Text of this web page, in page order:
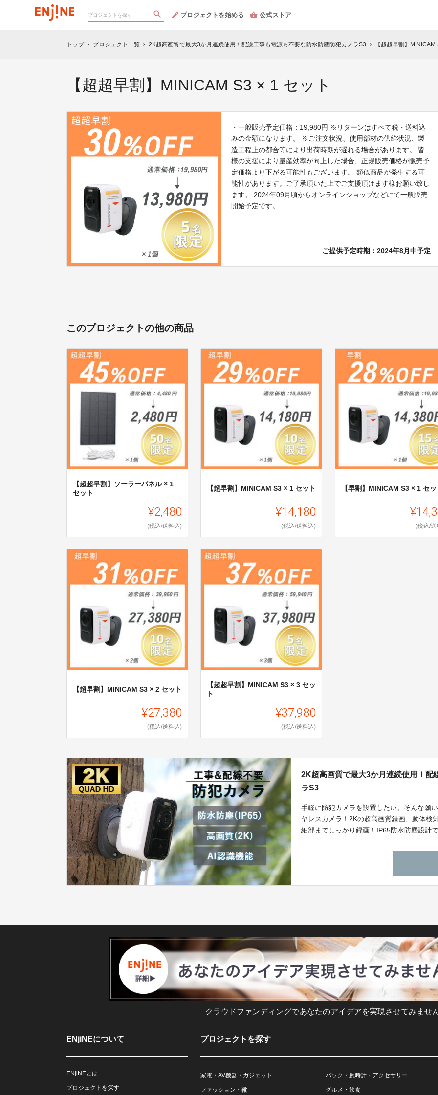
プロジェクトを始める 公式ストア
トップ chevron_right プロジェクト一覧 chevron_right 2K超高画質で最大3か月連続使用！配線工事も電源も不要な防水防塵防犯カメラS3 chevron_right 【超超早割】
【超超早割】MINICAM S3 × 1 セット
・一般販売予定価格：19,980円 ※リターンはすべて税・送料込
みの金額になります。 ※ご注文状況、使用部材の供給状況、製
造工程上の都合等により出荷時期が遅れる場合があります。 皆
様の支援により量産効率が向上した場合、正規販売価格が販売予
定価格より下がる可能性もございます。 類似商品が発生する可
能性があります。ご了承頂いた上でご支援頂けます様お願い致し
ます。 2024年09月頃からオンラインショップなどにて一般販売
開始予定です。
ご提供予定時期：2024年8月中予定
このプロジェクトの他の商品
【超超早割】ソーラーパネル × 1
セット
¥2,480
(税込/送料込)
【超早割】MINICAM S3 × 1 セット
¥14,180
(税込/送料込)
【早割】MINICAM S3 × 1 セッ
(税込/送
【超早割】MINICAM S3 × 2 セット
¥27,380
(税込/送料込)
【超超早割】MINICAM S3 × 3 セッ
ト
¥37,980
(税込/送料込)
2K超高画質で最大3か月連続使用！配
ラS3
手軽に防犯カメラを設置したい。そんな願
ヤレスカメラ！2Kの超高画質録画、動体検
細部までしっかり録画！IP65防水防塵設計
クラウドファンディングであなたのアイデアを実現させてみませ
ENjiNEについて
ENjiNEとは
プロジェクトを探す
プロジェクトを探す
家電・AV機器・ガジェット バック・腕時計・アクセサリー
ファッション・靴 グルメ・飲食